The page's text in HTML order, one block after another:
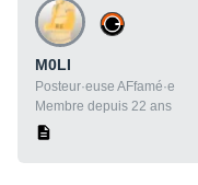
M0LI
Posteur·euse AFfamé·e
Membre depuis 22 ans